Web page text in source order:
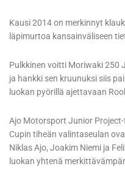
Kausi 2014 on merkinnyt
läpimurtoa kansainväliseen
Pulkkinen voitti Moriwaki 250
ja hankki sen kruunuksi siis
luokan pyörillä ajettavaan
Ajo Motorsport Junior
Cupin tiheän valintaseulan
Niklas Ajo, Joakim Niemi ja
luokan yhtenä